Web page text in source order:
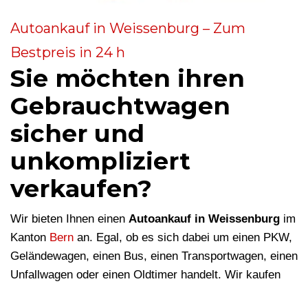
Autoankauf in Weissenburg – Zum
Bestpreis in 24 h
Sie möchten ihren
Gebrauchtwagen
sicher und
unkompliziert
verkaufen?
Wir bieten Ihnen einen Autoankauf in Weissenburg im
Kanton Bern an. Egal, ob es sich dabei um einen PKW,
Geländewagen, einen Bus, einen Transportwagen, einen
Unfallwagen oder einen Oldtimer handelt. Wir kaufen